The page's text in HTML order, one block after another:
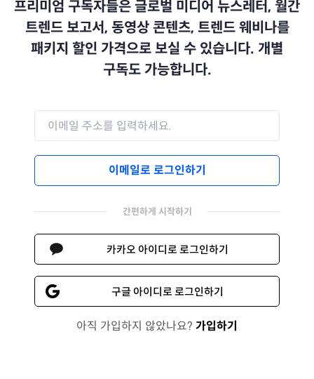
프리미엄 구독자들은 글로벌 미디어 뉴스레터, 월간
트렌드 보고서, 동영상 콘텐츠, 트렌드 웨비나를
패키지 할인 가격으로 보실 수 있습니다. 개별
구독도 가능합니다.
이메일로 로그인하기
간편하게 시작하기
카카오 아이디로 로그인하기
구글 아이디로 로그인하기
아직 가입하지 않았나요? 가입하기